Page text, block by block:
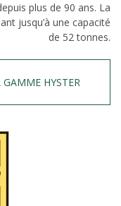
plus de 90 ans. La
jusqu’à une capacité
de 52 tonnes.
GAMME HYSTER